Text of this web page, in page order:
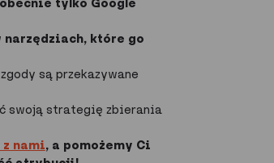
tylko Google
narzędziach, które go
są przekazywane
swoją strategię zbierania
nami, a pomożemy Ci